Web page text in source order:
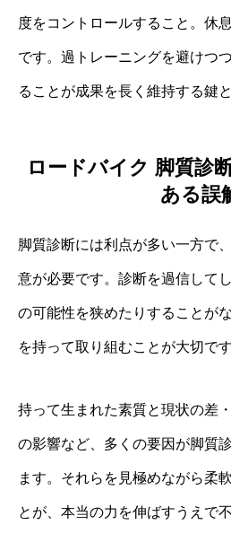
度をコントロールすること。休
です。過トレーニングを避けつ
ることが成果を長く維持する鍵
ロードバイク 脚質診
ある誤
脚質診断には利点が多い一方で
意が必要です。診断を過信して
の可能性を狭めたりすることが
を持って取り組むことが大切です
持って生まれた素質と現状の差
の影響など、多くの要因が脚質
ます。それらを見極めながら柔
とが、本当の力を伸ばすうえで